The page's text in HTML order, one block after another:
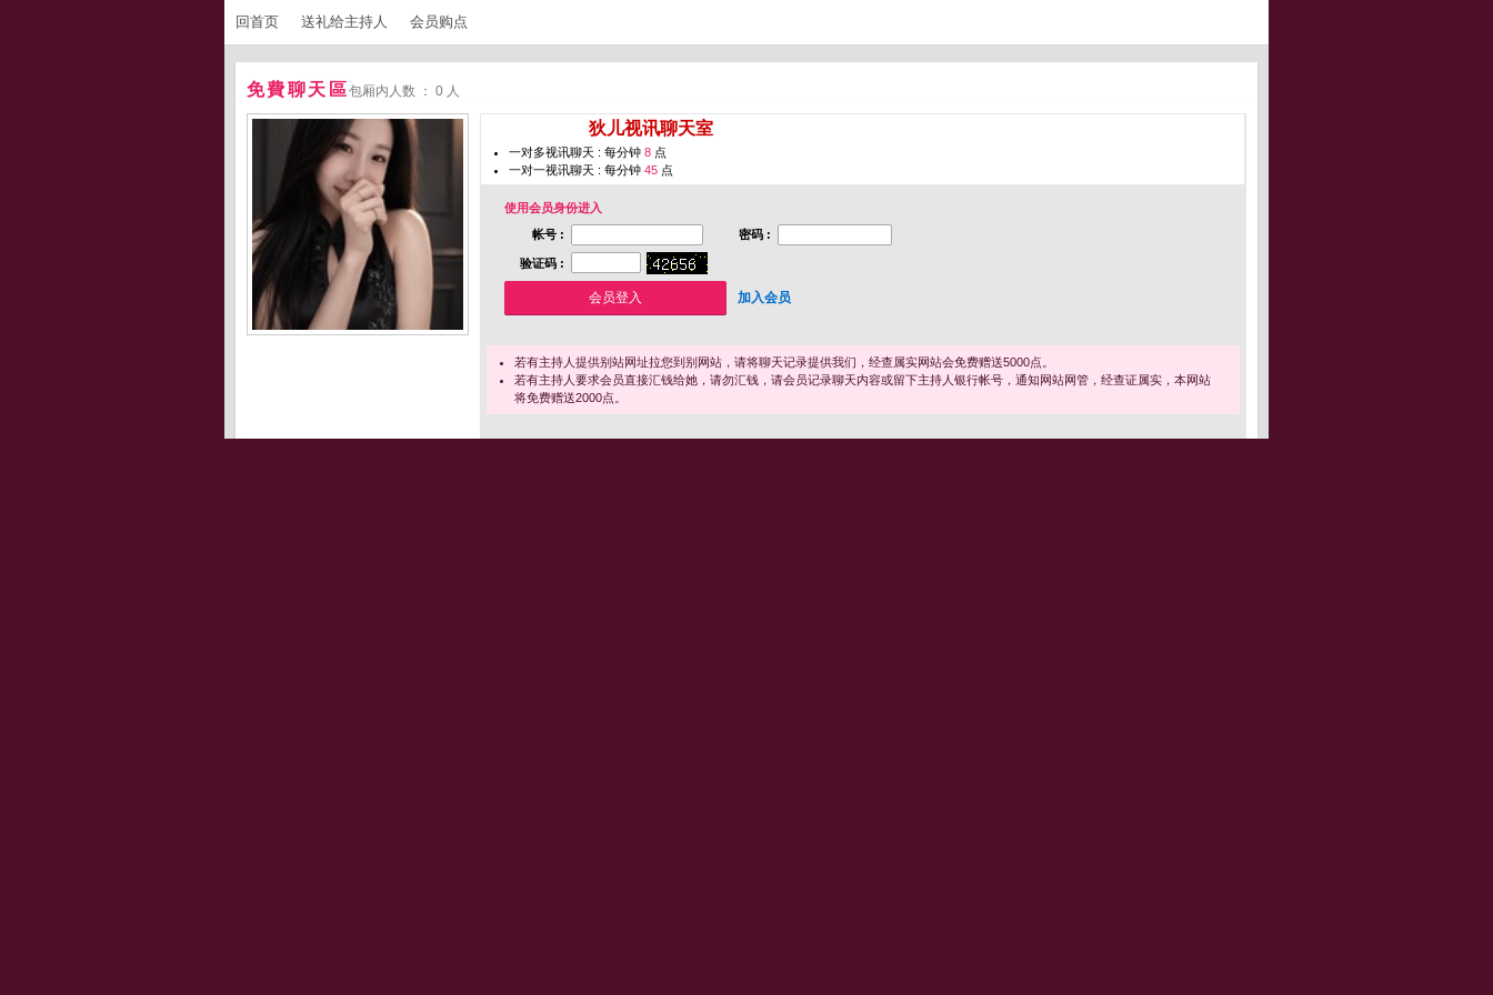
回首页 送礼给主持人 会员购点
免費聊天區包厢内人数 ： 0 人
狄儿视讯聊天室
一对多视讯聊天 : 每分钟 8 点
一对一视讯聊天 : 每分钟 45 点
使用会员身份进入
帐号 :
密码 :
验证码 :
加入会员
若有主持人提供别站网址拉您到别网站，请将聊天记录提供我们，经查属实网站会免费赠送5000点。
若有主持人要求会员直接汇钱给她，请勿汇钱，请会员记录聊天内容或留下主持人银行帐号，通知网站网管，经查证属实，本网站
将免费赠送2000点。